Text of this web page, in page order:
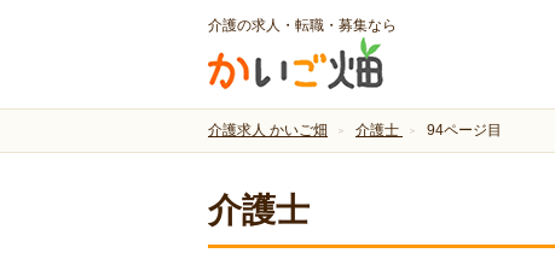
介護の求人・転職・募集なら
介護求人 かいご畑 介護士 94ページ目
介護士